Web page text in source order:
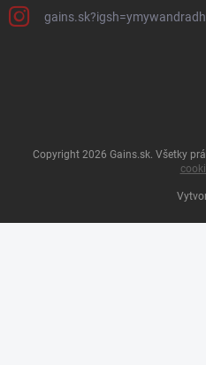
Copyright 2026 Gains.sk. Všetky